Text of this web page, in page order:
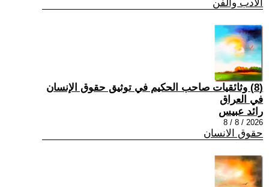
الادب والفن
(8) وثائقيات صاحب الحكيم في توثيق حقوق الإنسان
في العراق
رائد عبيس
2026 / 8 / 8
حقوق الانسان